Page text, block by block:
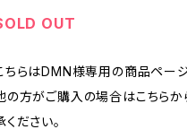
OUT
ちらはDMN様専用の商品ページ
の方がご購入の場合はこちらか
ください。